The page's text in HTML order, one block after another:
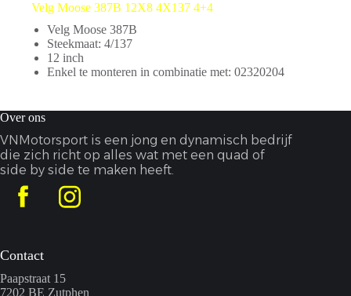
Velg Moose 387B 12X8 4X137 4+4
Velg Moose 387B
Steekmaat: 4/137
12 inch
Enkel te monteren in combinatie met: 02320204
Over ons
VNMotorsport is een jong en dynamisch bedrijf
die zich richt op alles wat met een quad of
side by side te maken heeft.
Contact
Paapstraat 15
7202 BE Zutphen